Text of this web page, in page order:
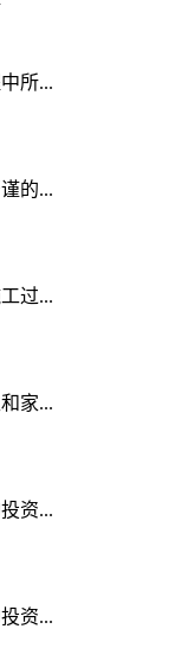
所...
的...
过...
家...
资...
资...